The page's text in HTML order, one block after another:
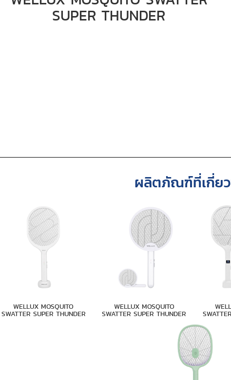
SUPER THUNDER
ผลิตภัณฑ์ที่เกี่ย
WELLUX MOSQUITO
SWATTER SUPER THUNDER
WELLUX MOSQUITO
SWATTER SUPER THUNDER